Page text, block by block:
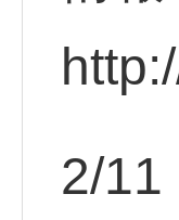
2/11